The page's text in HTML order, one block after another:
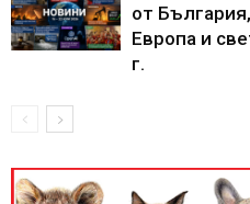
от
Европа и
г.